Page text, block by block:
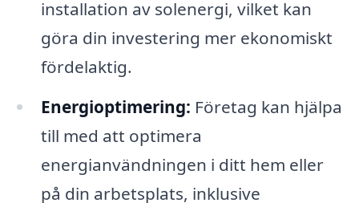
installation av solenergi, vilket kan
göra din investering mer ekonomiskt
fördelaktig.
Energioptimering: Företag kan hjälpa
till med att optimera
energianvändningen i ditt hem eller
på din arbetsplats, inklusive